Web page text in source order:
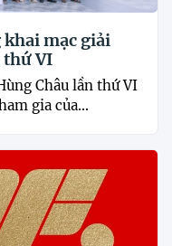
khai mạc giải
thứ VI
Châu lần thứ VI
gia của...